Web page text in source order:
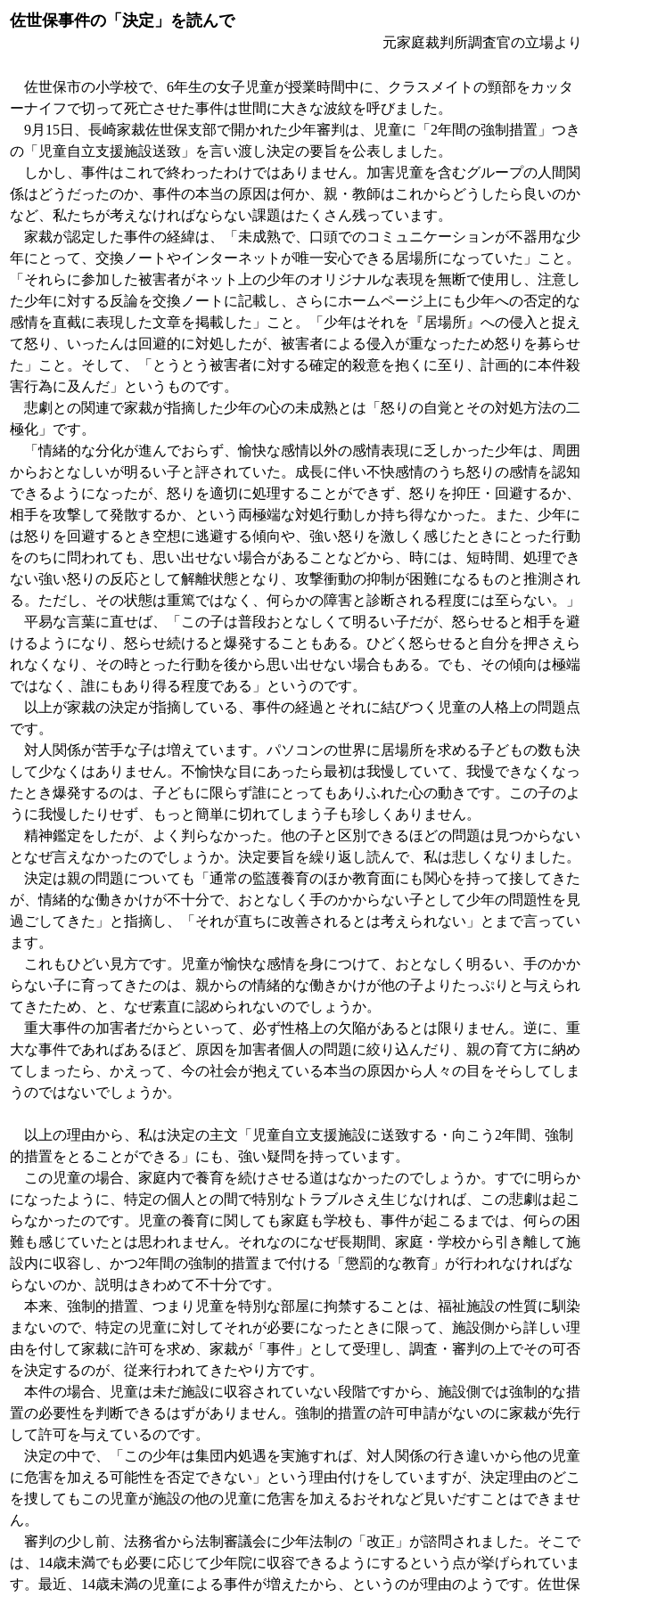
佐世保事件の「決定」を読んで
元家庭裁判所調査官の立場より
佐世保市の小学校で、6年生の女子児童が授業時間中に、クラスメイトの頸部をカッタ
ーナイフで切って死亡させた事件は世間に大きな波紋を呼びました。
9月15日、長崎家裁佐世保支部で開かれた少年審判は、児童に「2年間の強制措置」つき
の「児童自立支援施設送致」を言い渡し決定の要旨を公表しました。
しかし、事件はこれで終わったわけではありません。加害児童を含むグループの人間関
係はどうだったのか、事件の本当の原因は何か、親・教師はこれからどうしたら良いのか
など、私たちが考えなければならない課題はたくさん残っています。
家裁が認定した事件の経緯は、「未成熟で、口頭でのコミュニケーションが不器用な少
年にとって、交換ノートやインターネットが唯一安心できる居場所になっていた」こと。
「それらに参加した被害者がネット上の少年のオリジナルな表現を無断で使用し、注意し
た少年に対する反論を交換ノートに記載し、さらにホームページ上にも少年への否定的な
感情を直截に表現した文章を掲載した」こと。「少年はそれを『居場所』への侵入と捉え
て怒り、いったんは回避的に対処したが、被害者による侵入が重なったため怒りを募らせ
た」こと。そして、「とうとう被害者に対する確定的殺意を抱くに至り、計画的に本件殺
害行為に及んだ」というものです。
悲劇との関連で家裁が指摘した少年の心の未成熟とは「怒りの自覚とその対処方法の二
極化」です。
「情緒的な分化が進んでおらず、愉快な感情以外の感情表現に乏しかった少年は、周囲
からおとなしいが明るい子と評されていた。成長に伴い不快感情のうち怒りの感情を認知
できるようになったが、怒りを適切に処理することができず、怒りを抑圧・回避するか、
相手を攻撃して発散するか、という両極端な対処行動しか持ち得なかった。また、少年に
は怒りを回避するとき空想に逃避する傾向や、強い怒りを激しく感じたときにとった行動
をのちに問われても、思い出せない場合があることなどから、時には、短時間、処理でき
ない強い怒りの反応として解離状態となり、攻撃衝動の抑制が困難になるものと推測され
る。ただし、その状態は重篤ではなく、何らかの障害と診断される程度には至らない。」
平易な言葉に直せば、「この子は普段おとなしくて明るい子だが、怒らせると相手を避
けるようになり、怒らせ続けると爆発することもある。ひどく怒らせると自分を押さえら
れなくなり、その時とった行動を後から思い出せない場合もある。でも、その傾向は極端
ではなく、誰にもあり得る程度である」というのです。
以上が家裁の決定が指摘している、事件の経過とそれに結びつく児童の人格上の問題点
です。
対人関係が苦手な子は増えています。パソコンの世界に居場所を求める子どもの数も決
して少なくはありません。不愉快な目にあったら最初は我慢していて、我慢できなくなっ
たとき爆発するのは、子どもに限らず誰にとってもありふれた心の動きです。この子のよ
うに我慢したりせず、もっと簡単に切れてしまう子も珍しくありません。
精神鑑定をしたが、よく判らなかった。他の子と区別できるほどの問題は見つからない
となぜ言えなかったのでしょうか。決定要旨を繰り返し読んで、私は悲しくなりました。
決定は親の問題についても「通常の監護養育のほか教育面にも関心を持って接してきた
が、情緒的な働きかけが不十分で、おとなしく手のかからない子として少年の問題性を見
過ごしてきた」と指摘し、「それが直ちに改善されるとは考えられない」とまで言ってい
ます。
これもひどい見方です。児童が愉快な感情を身につけて、おとなしく明るい、手のかか
らない子に育ってきたのは、親からの情緒的な働きかけが他の子よりたっぷりと与えられ
てきたため、と、なぜ素直に認められないのでしょうか。
重大事件の加害者だからといって、必ず性格上の欠陥があるとは限りません。逆に、重
大な事件であればあるほど、原因を加害者個人の問題に絞り込んだり、親の育て方に納め
てしまったら、かえって、今の社会が抱えている本当の原因から人々の目をそらしてしま
うのではないでしょうか。
以上の理由から、私は決定の主文「児童自立支援施設に送致する・向こう2年間、強制
的措置をとることができる」にも、強い疑問を持っています。
この児童の場合、家庭内で養育を続けさせる道はなかったのでしょうか。すでに明らか
になったように、特定の個人との間で特別なトラブルさえ生じなければ、この悲劇は起こ
らなかったのです。児童の養育に関しても家庭も学校も、事件が起こるまでは、何らの困
難も感じていたとは思われません。それなのになぜ長期間、家庭・学校から引き離して施
設内に収容し、かつ2年間の強制的措置まで付ける「懲罰的な教育」が行われなければな
らないのか、説明はきわめて不十分です。
本来、強制的措置、つまり児童を特別な部屋に拘禁することは、福祉施設の性質に馴染
まないので、特定の児童に対してそれが必要になったときに限って、施設側から詳しい理
由を付して家裁に許可を求め、家裁が「事件」として受理し、調査・審判の上でその可否
を決定するのが、従来行われてきたやり方です。
本件の場合、児童は未だ施設に収容されていない段階ですから、施設側では強制的な措
置の必要性を判断できるはずがありません。強制的措置の許可申請がないのに家裁が先行
して許可を与えているのです。
決定の中で、「この少年は集団内処遇を実施すれば、対人関係の行き違いから他の児童
に危害を加える可能性を否定できない」という理由付けをしていますが、決定理由のどこ
を捜してもこの児童が施設の他の児童に危害を加えるおそれなど見いだすことはできませ
ん。
審判の少し前、法務省から法制審議会に少年法制の「改正」が諮問されました。そこで
は、14歳未満でも必要に応じて少年院に収容できるようにするという点が挙げられていま
す。最近、14歳未満の児童による事件が増えたから、というのが理由のようです。佐世保